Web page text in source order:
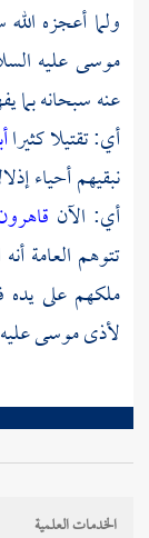
ولما أعجزه
موسىعليه
عنه سبحانه بما
أي: تقتيلا كثيرا
نبقيهم أحياء
أي: الآن
تتوهم العامة
ملكهم على يده
لأذىموسى
الخدمات العلمية